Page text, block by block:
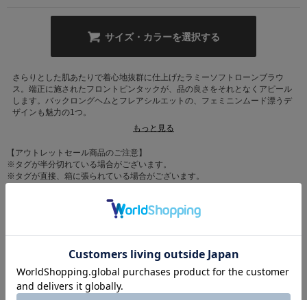
サイズ・カラーを選択する
さらりとした肌あたりで着心地抜群に仕上げたラミーソフトローンブラウ
ス。端正に施されたフロントピンタックが、品の良さをそれとなくアピール
します。バックロングヘムとフレアシルエットの、フェミニンムード漂うデ
ザインも魅力の1つ。
もっと見る
【アウトレットセール商品のご注意】
※タグが半分切れている場合がございます。
※タグが直接、箱に張られている場合がございます。
格はサイト表記の価格となります。
※箱の破損や補強している場合がございますので予めご了承下さい。
カテゴリ トップス > ブラウス
本体:再生繊維(セルロース)55%、ラミー45%
原産国 日本製